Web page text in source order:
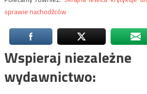
sprawie nachodźców
Wspieraj niezależne
wydawnictwo: